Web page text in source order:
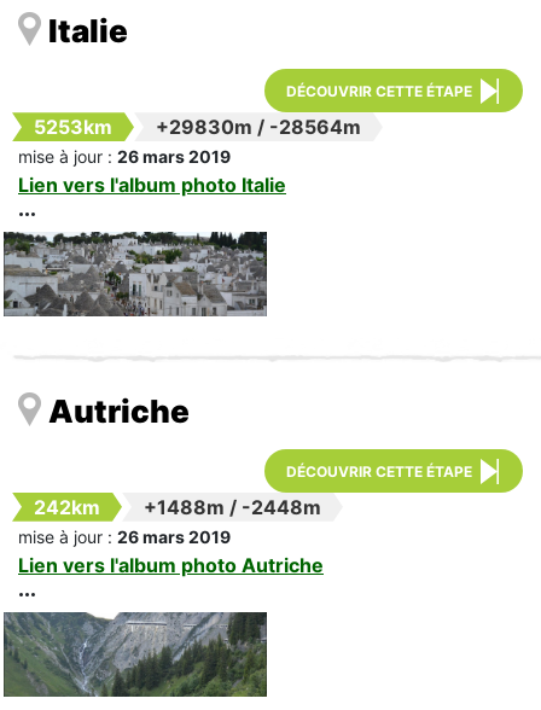
Italie
DÉCOUVRIR CETTE ÉTAPE
5253km +29830m / -28564m
mise à jour : 26 mars 2019
Lien vers l'album photo Italie
Autriche
DÉCOUVRIR CETTE ÉTAPE
242km +1488m / -2448m
mise à jour : 26 mars 2019
Lien vers l'album photo Autriche